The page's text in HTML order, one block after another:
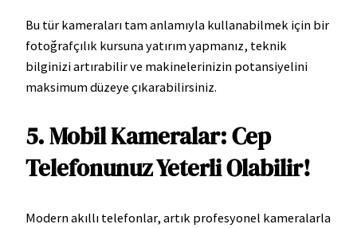
Bu tür kameraları tam anlamıyla kullanabilmek için bir
fotoğrafçılık kursuna yatırım yapmanız, teknik
bilginizi artırabilir ve makinelerinizin potansiyelini
maksimum düzeye çıkarabilirsiniz.
5. Mobil Kameralar: Cep
Telefonunuz Yeterli Olabilir!
Modern akıllı telefonlar, artık profesyonel kameralarla